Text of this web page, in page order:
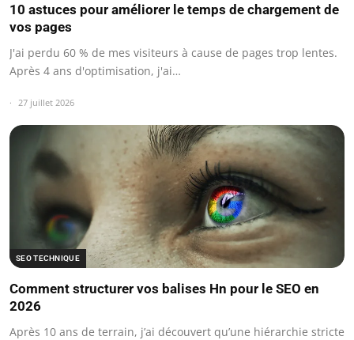
10 astuces pour améliorer le temps de chargement de
vos pages
J'ai perdu 60 % de mes visiteurs à cause de pages trop lentes.
Après 4 ans d'optimisation, j'ai…
27 juillet 2026
SEO TECHNIQUE
Comment structurer vos balises Hn pour le SEO en
2026
Après 10 ans de terrain, j’ai découvert qu’une hiérarchie stricte